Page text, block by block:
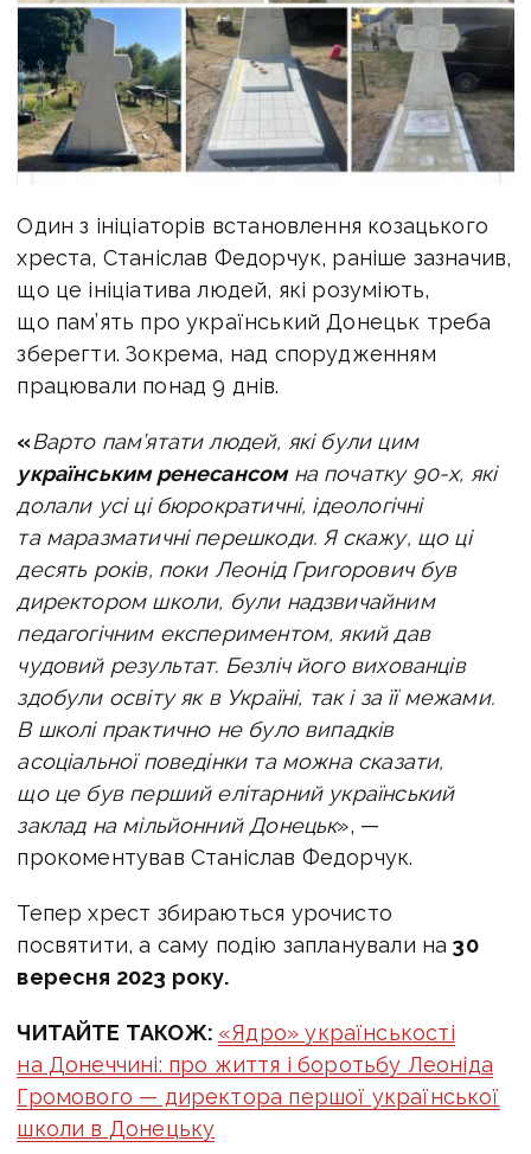
Один з ініціаторів встановлення козацького
хреста, Станіслав Федорчук, раніше зазначив,
що це ініціатива людей, які розуміють,
що пам’ять про український Донецьк треба
зберегти. Зокрема, над спорудженням
працювали понад 9 днів.
«Варто пам’ятати людей, які були цим
українським ренесансомна початку 90-х, які
долали усі ці бюрократичні, ідеологічні
та маразматичні перешкоди. Я скажу, що ці
десять років, поки Леонід Григорович був
директором школи, були надзвичайним
педагогічним експериментом, який дав
чудовий результат. Безліч його вихованців
здобули освіту як в Україні, так і за її межами.
В школі практично не було випадків
асоціальної поведінки та можна сказати,
що це був перший елітарний український
заклад на мільйонний Донецьк», —
прокоментував Станіслав Федорчук.
Тепер хрест збираються урочисто
посвятити, а саму подію запланували на 30
вересня 2023 року.
ЧИТАЙТЕ ТАКОЖ: «Ядро» українськості
на Донеччині: про життя і боротьбу Леоніда
Громового — директора першої української
школи в Донецьку